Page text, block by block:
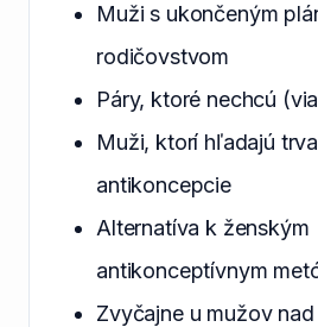
Muži s ukončeným
rodičovstvom
Páry, ktoré nechcú
Muži, ktorí hľadajú
antikoncepcie
Alternatíva k ženským
antikonceptívnym
Zvyčajne u mužov